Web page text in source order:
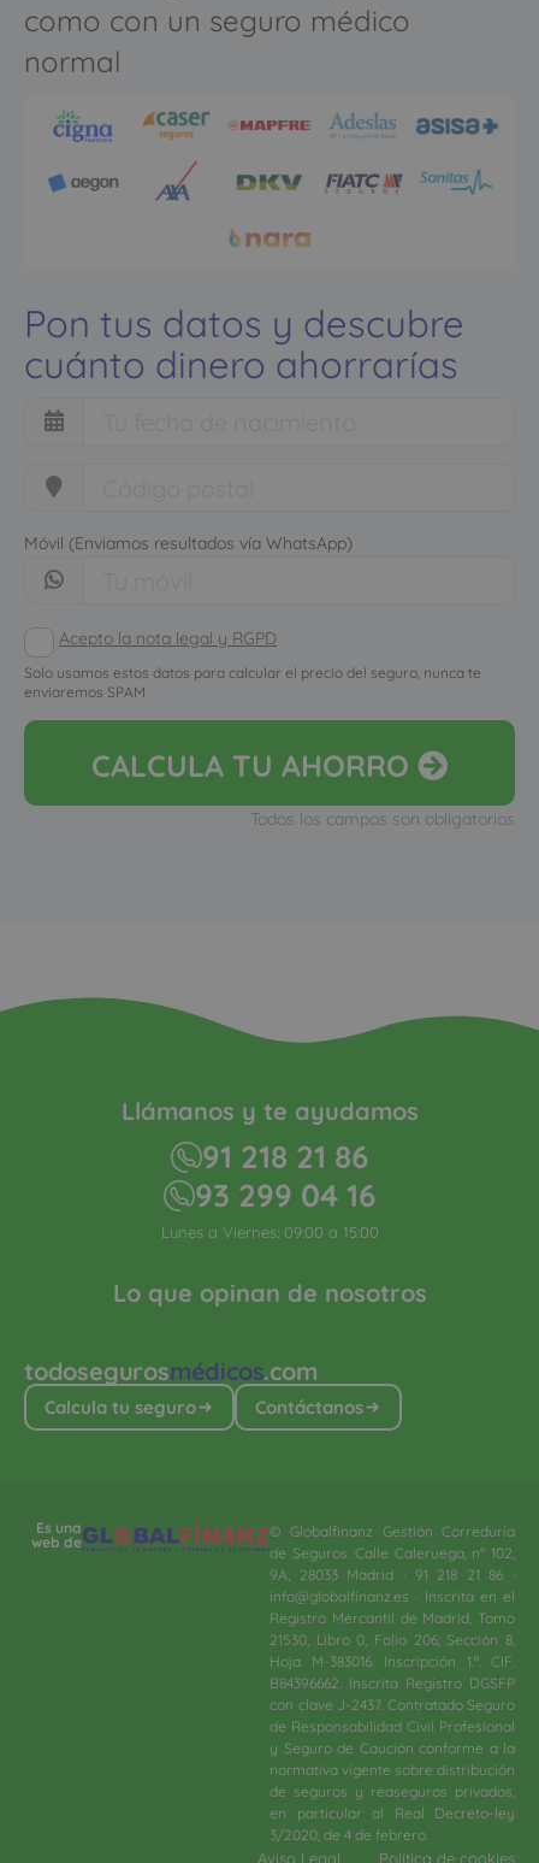
como con un seguro médico
normal
Pon tus datos y descubre
cuánto dinero ahorrarías
Móvil (Enviamos resultados vía WhatsApp)
Acepto la nota legal y RGPD
Solo usamos estos datos para calcular el precio del seguro, nunca te
enviaremos SPAM
CALCULA TU AHORRO
Todos los campos son obligatorios
todosegurosmédicos.com
Calcula tu seguro Contáctanos
Lo que opinan de nosotros
Llámanos y te ayudamos
91 218 21 86
93 299 04 16
Lunes a Viernes: 09:00 a 15:00
Es una
web de
© Globalfinanz Gestión Correduría
de Seguros. Calle Caleruega, nº 102,
9A, 28033 Madrid · 91 218 21 86 ·
info@globalfinanz.es · Inscrita en el
Registro Mercantil de Madrid, Tomo
21530, Libro 0, Folio 206, Sección 8,
Hoja M-383016. Inscripción 1.ª. CIF.
B84396662. Inscrita Registro DGSFP
con clave J-2437. Contratado Seguro
de Responsabilidad Civil Profesional
y Seguro de Caución conforme a la
normativa vigente sobre distribución
de seguros y reaseguros privados,
en particular al Real Decreto-ley
3/2020, de 4 de febrero.​
Aviso Legal Política de cookies